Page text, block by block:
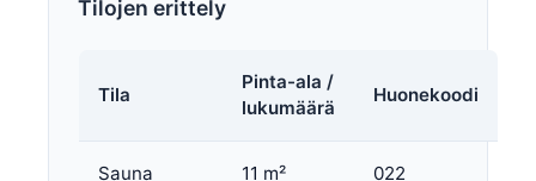
Tilojen erittely
Tila
Pinta-ala /
lukumäärä
Huonekoodi
Sauna 11 m² 022